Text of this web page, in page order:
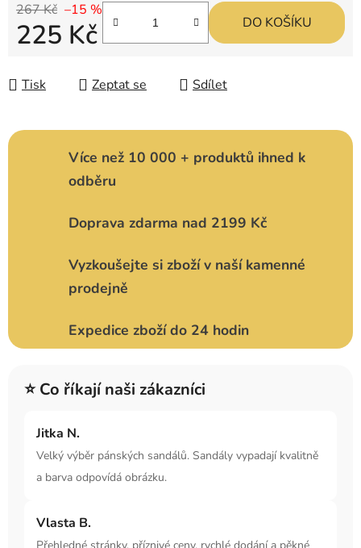
267 Kč –15 %
225 Kč DO KOŠÍKU
Tisk Zeptat se Sdílet
Více než 10 000 + produktů ihned k
odběru
Doprava zdarma nad 2199 Kč
Vyzkoušejte si zboží v naší kamenné
prodejně
Expedice zboží do 24 hodin
⭐ Co říkají naši zákazníci
Jitka N.
Velký výběr pánských sandálů. Sandály vypadají kvalitně
a barva odpovídá obrázku.
Vlasta B.